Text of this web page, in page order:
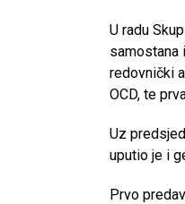
U radu
samostana
redovnički
OCD, te
Uz
uputio je i
Prvo